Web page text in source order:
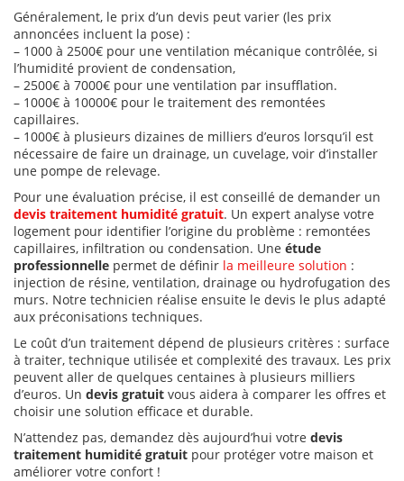
Généralement, le prix d’un devis peut varier (les prix
annoncées incluent la pose) :
– 1000 à 2500€ pour une ventilation mécanique contrôlée, si
l’humidité provient de condensation,
– 2500€ à 7000€ pour une ventilation par insufflation.
– 1000€ à 10000€ pour le traitement des remontées
capillaires.
– 1000€ à plusieurs dizaines de milliers d’euros lorsqu’il est
nécessaire de faire un drainage, un cuvelage, voir d’installer
une pompe de relevage.
Pour une évaluation précise, il est conseillé de demander un
devis traitement humidité gratuit. Un expert analyse votre
logement pour identifier l’origine du problème : remontées
capillaires, infiltration ou condensation. Une étude
professionnelle permet de définir la meilleure solution :
injection de résine, ventilation, drainage ou hydrofugation des
murs. Notre technicien réalise ensuite le devis le plus adapté
aux préconisations techniques.
Le coût d’un traitement dépend de plusieurs critères : surface
à traiter, technique utilisée et complexité des travaux. Les prix
peuvent aller de quelques centaines à plusieurs milliers
d’euros. Un devis gratuit vous aidera à comparer les offres et
choisir une solution efficace et durable.
N’attendez pas, demandez dès aujourd’hui votre devis
traitement humidité gratuit pour protéger votre maison et
améliorer votre confort !